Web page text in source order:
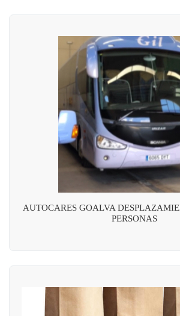
AUTOCARES GOALVA
PERSONAS